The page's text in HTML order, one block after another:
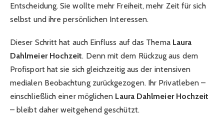
Entscheidung. Sie wollte mehr Freiheit, mehr Zeit für sich
selbst und ihre persönlichen Interessen.
Dieser Schritt hat auch Einfluss auf das Thema Laura
Dahlmeier Hochzeit. Denn mit dem Rückzug aus dem
Profisport hat sie sich gleichzeitig aus der intensiven
medialen Beobachtung zurückgezogen. Ihr Privatleben –
einschließlich einer möglichen Laura Dahlmeier Hochzeit
– bleibt daher weitgehend geschützt.